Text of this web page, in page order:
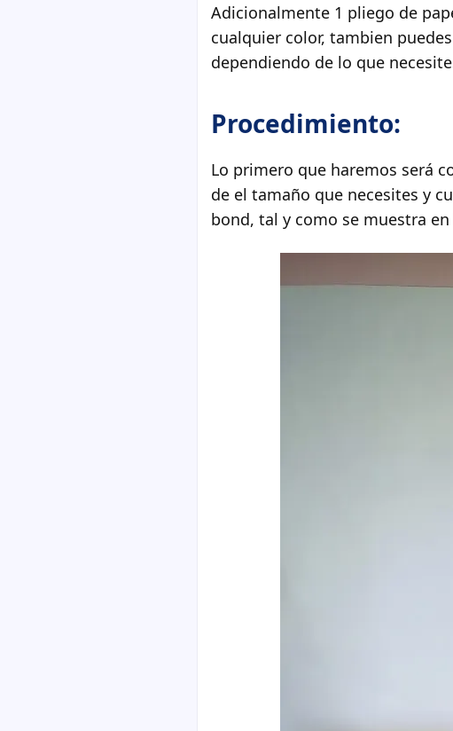
Adicionalmente 1 pliego de
cualquier color, tambien
dependiendo de lo que
Procedimiento:
Lo primero que haremos será
de el tamaño que necesites y
bond, tal y como se muestra